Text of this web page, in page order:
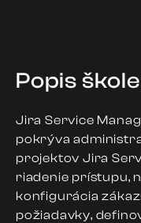
Popis
Jira Service
pokrýva
projektov Jira
riadenie prístupu,
konfigurácia
požiadavky,